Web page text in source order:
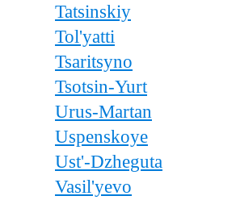
Tatsinskiy
Tol'yatti
Tsaritsyno
Tsotsin-Yurt
Urus-Martan
Uspenskoye
Ust'-Dzheguta
Vasil'yevo